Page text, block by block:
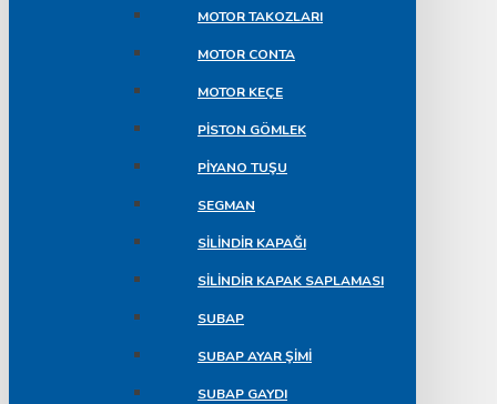
MOTOR TAKOZLARI
MOTOR CONTA
MOTOR KEÇE
PISTON GÖMLEK
PIYANO TUŞU
SEGMAN
SILINDIR KAPAĞI
SILINDIR KAPAK SAPLAMASI
SUBAP
SUBAP AYAR ŞIMI
SUBAP GAYDI